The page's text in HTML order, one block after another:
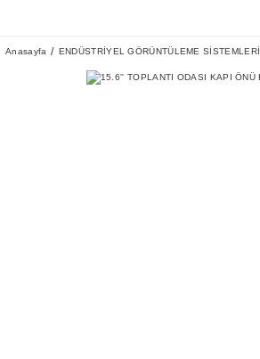
Anasayfa ENDÜSTRİYEL GÖRÜNTÜLEME SİSTEMLERİ